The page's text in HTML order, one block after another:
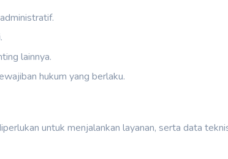
lainnya.
hukum yang berlaku.
untuk menjalankan layanan, serta data